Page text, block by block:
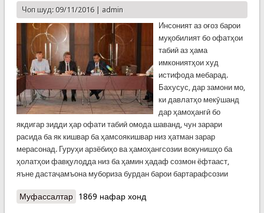
Чоп шуд: 09/11/2016 | admin
Инсоният аз оғоз барои
муқобилият бо офатҳои
табиӣ аз ҳама
имкониятҳои худ
истифода мебарад.
Бахусус, дар замони мо,
ки давлатҳо мекӯшанд
дар ҳамоҳангӣ бо
якдигар зидди ҳар офати табиӣ омода шаванд, чун зарари
расида ба як кишвар ба ҳамсоякишвар низ ҳатман зарар
мерасонад. Гуруҳи арзёбиҳо ва ҳамоҳангсозии вокунишҳо ба
ҳолатҳои фавқулодда низ ба ҳамин ҳадаф созмон ёфтааст,
яъне дастаҷамъона мубориза бурдан барои бартарафсозии
Муфассалтаро Гуруҳе, ки вокунишҳо ба ҳолатҳои
1869 нафар хонд